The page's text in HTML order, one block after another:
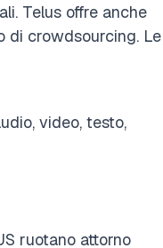
Telus offre anche
di crowdsourcing. Le
video, testo,
ruotano attorno